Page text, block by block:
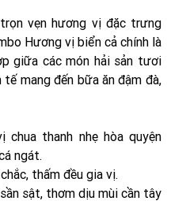
vẹn hương vị đặc trưng
Hương vị biển cả chính là
giữa các món hải sản tươi
mang đến bữa ăn đậm đà,
chua thanh nhẹ hòa quyện
ngát.
thấm đều gia vị.
sật, thơm dịu mùi cần tây